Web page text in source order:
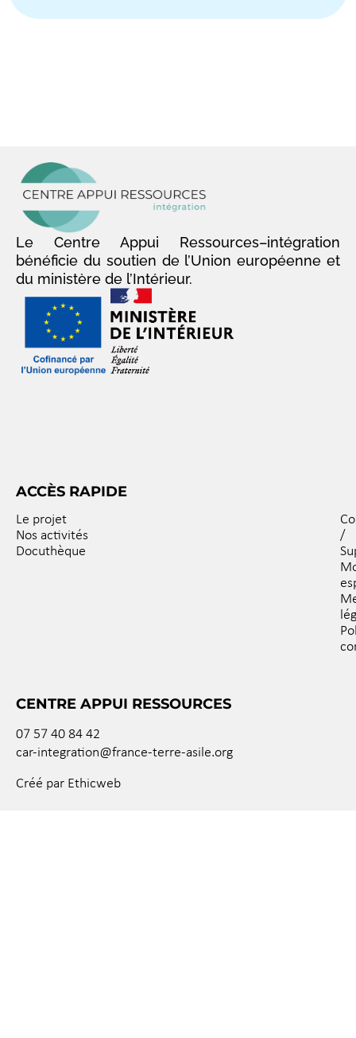
Le Centre Appui Ressources–intégration
bénéficie du soutien de l’Union européenne et
du ministère de l’Intérieur.
ACCÈS RAPIDE
Le projet
Nos activités
Docuthèque
/
CENTRE APPUI RESSOURCES
07 57 40 84 42
car-integration@france-terre-asile.org
Créé par Ethicweb